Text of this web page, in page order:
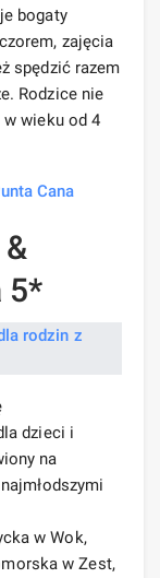
bogaty
zajęcia
spędzić razem
Rodzice nie
wieku od 4
Cana
5*
dzieci i
na
w Wok,
w Zest,